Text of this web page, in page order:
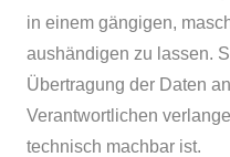
in einem gängigen,
aushändigen zu lassen.
Übertragung der Daten
Verantwortlichen
technisch machbar ist.